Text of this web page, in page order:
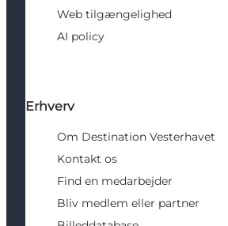
Web tilgængelighed
AI policy
Erhverv
Om Destination Vesterhavet
Kontakt os
Find en medarbejder
Bliv medlem eller partner